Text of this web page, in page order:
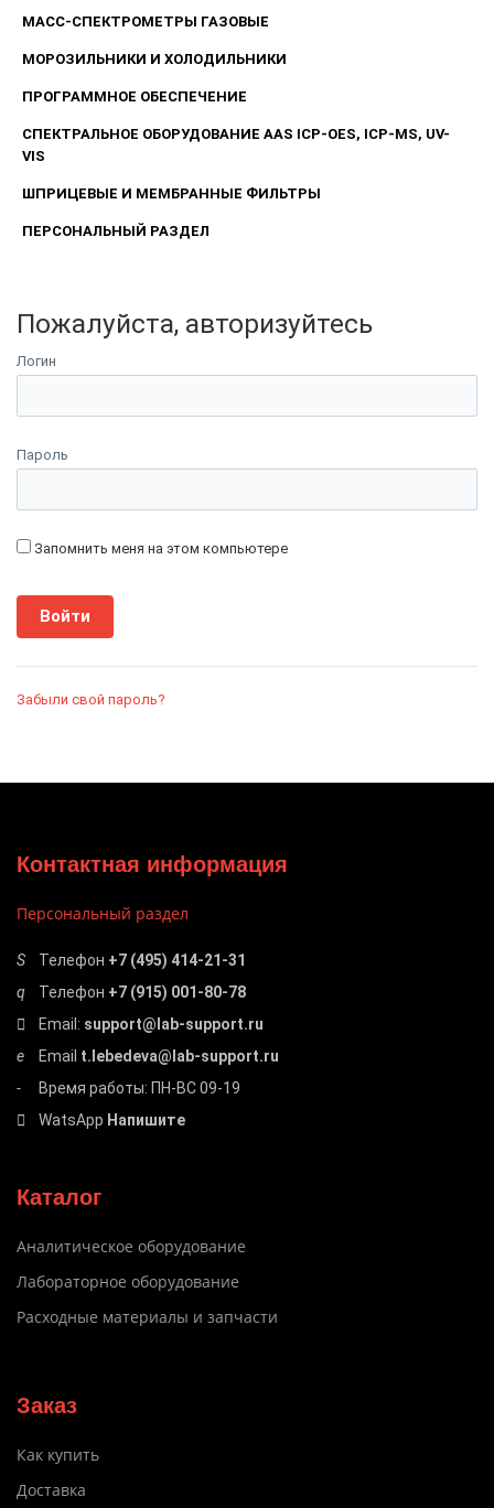
МАСС-СПЕКТРОМЕТРЫ ГАЗОВЫЕ
МОРОЗИЛЬНИКИ И ХОЛОДИЛЬНИКИ
ПРОГРАММНОЕ ОБЕСПЕЧЕНИЕ
СПЕКТРАЛЬНОЕ ОБОРУДОВАНИЕ AAS ICP-OES, ICP-MS, UV-
VIS
ШПРИЦЕВЫЕ И МЕМБРАННЫЕ ФИЛЬТРЫ
ПЕРСОНАЛЬНЫЙ РАЗДЕЛ
Пожалуйста, авторизуйтесь
Логин
Пароль
Запомнить меня на этом компьютере
Забыли свой пароль?
Контактная информация
Персональный раздел
Телефон +7 (495) 414-21-31
Телефон +7 (915) 001-80-78
Email: support@lab-support.ru
Email t.lebedeva@lab-support.ru
Время работы: ПН-ВС 09-19
WatsApp Напишите
Каталог
Аналитическое оборудование
Лабораторное оборудование
Расходные материалы и запчасти
Заказ
Как купить
Доставка